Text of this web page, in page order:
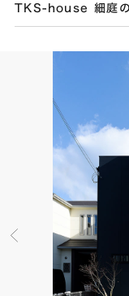
TKS-house 細庭